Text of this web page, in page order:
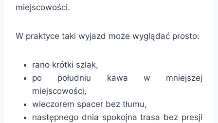
miejscowości.
W praktyce taki wyjazd może wyglądać prosto:
rano krótki szlak,
po południu kawa w mniejszej
miejscowości,
wieczorem spacer bez tłumu,
następnego dnia spokojna trasa bez presji